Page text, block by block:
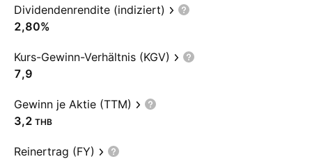
Dividendenrendite (indiziert)
2,80%
Kurs-Gewinn-Verhältnis (KGV)
7,9
Gewinn je Aktie (TTM)
3,2 THB
Reinertrag (FY)